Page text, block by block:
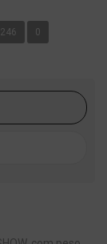
0